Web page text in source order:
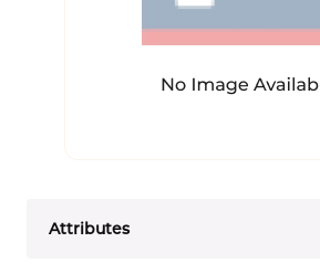
Attributes